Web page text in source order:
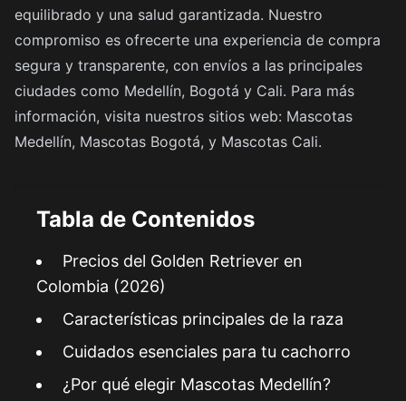
equilibrado y una salud garantizada. Nuestro
compromiso es ofrecerte una experiencia de compra
segura y transparente, con envíos a las principales
ciudades como Medellín, Bogotá y Cali. Para más
información, visita nuestros sitios web: Mascotas
Medellín, Mascotas Bogotá, y Mascotas Cali.
Tabla de Contenidos
Precios del Golden Retriever en
Colombia (2026)
Características principales de la raza
Cuidados esenciales para tu cachorro
¿Por qué elegir Mascotas Medellín?